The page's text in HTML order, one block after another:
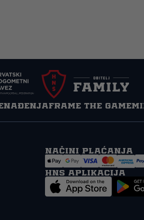
Frame the game
Načini plaćanja
HNS APLIKACIJA